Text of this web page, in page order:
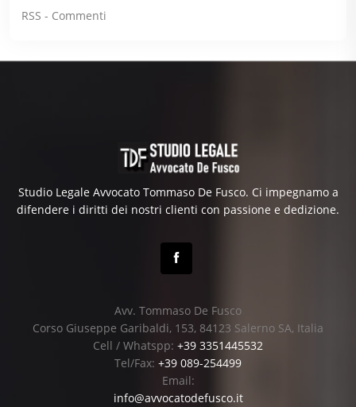
RSS - Commenti
Studio Legale Avvocato Tommaso De Fusco. Ci impegnamo a
difendere i diritti dei nostri clienti con passione e dedizione.
Avv. Tommaso De Fusco
Corso Giuseppe Garibaldi, 153, 84123 Salerno SA, Italia
Cell / Whatspp: +39 3351445532
Tel/Fax: +39 089-254499
Email:
info@avvocatodefusco.it